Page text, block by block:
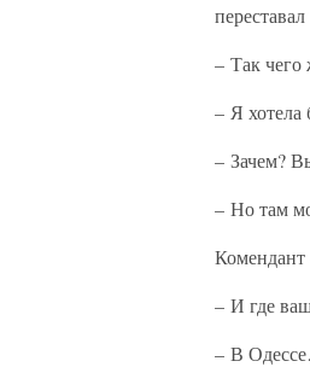
– Так чего
– Я хотела
– Зачем?
– Но там
Комендант
– И где
– В